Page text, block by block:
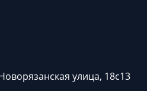
улица, 18с13